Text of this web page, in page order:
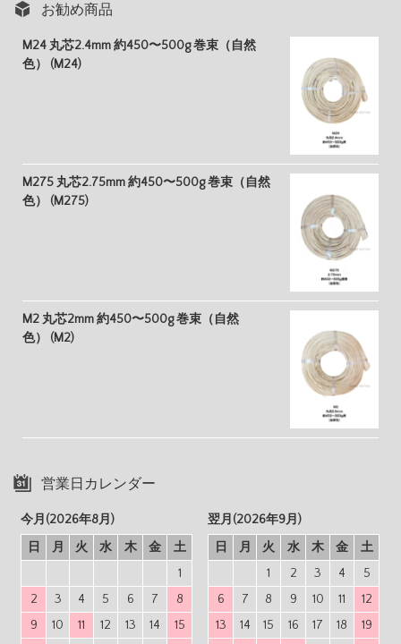
お勧め商品
M24 丸芯2.4mm 約450〜500g 巻束（自然
色） (M24)
M275 丸芯2.75mm 約450〜500g 巻束（自然
色） (M275)
M2 丸芯2mm 約450〜500g 巻束（自然
色） (M2)
営業日カレンダー
今月(2026年8月)
日
月 火 水 木 金
土
1
2
3 4 5 6 7
8
9
10 11 12 13 14 15
翌月(2026年9月)
日
月 火 水 木 金
土
1
2 3 4
5
6
7 8 9 10 11
12
13
14 15 16 17 18 19